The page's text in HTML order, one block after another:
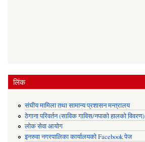
लिंक
संघीय मामिला तथा सामान्य प्रशासन मन्त्रालय
ठेगाना परिवर्तन (साविक गाविस/नपाको हालको विवरण)
लोक सेवा आयोग
इनरुवा नगरपालिका कार्यालयको Facebook पेज